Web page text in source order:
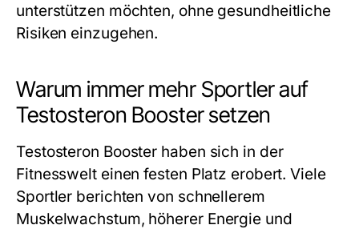
unterstützen möchten, ohne gesundheitliche
Risiken einzugehen.
Warum immer mehr Sportler auf
Testosteron Booster setzen
Testosteron Booster haben sich in der
Fitnesswelt einen festen Platz erobert. Viele
Sportler berichten von schnellerem
Muskelwachstum, höherer Energie und